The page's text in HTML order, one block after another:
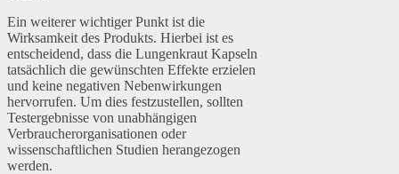
Ein weiterer wichtiger Punkt ist die
Wirksamkeit des Produkts. Hierbei ist es
entscheidend, dass die Lungenkraut Kapseln
tatsächlich die gewünschten Effekte erzielen
und keine negativen Nebenwirkungen
hervorrufen. Um dies festzustellen, sollten
Testergebnisse von unabhängigen
Verbraucherorganisationen oder
wissenschaftlichen Studien herangezogen
werden.